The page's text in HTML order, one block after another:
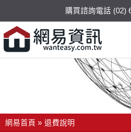
購買諮詢電話 (02)
網易首頁 退費說明